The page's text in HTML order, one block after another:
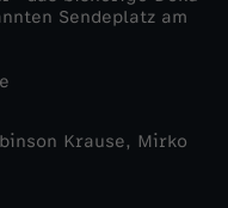
Sendeplatz am
Krause, Mirko